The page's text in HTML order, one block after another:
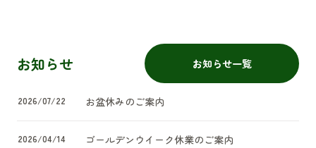
お知らせ お知らせ一覧
2026/07/22 お盆休みのご案内
2026/04/14 ゴールデンウイーク休業のご案内